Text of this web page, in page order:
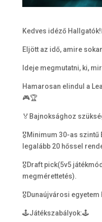
Kedves idéző
Eljött az idő, amire
Ideje megmutatni, ki,
Hamarosan elindul a
🎮🏆
🏅Bajnoksághoz
🎖Minimum 30-as szintű
legalább 20 hőssel
🎖Draft pick(5v5
megmérettetés).
🎖Dunaújvárosi egyetem
🕹Játékszabályok:🕹